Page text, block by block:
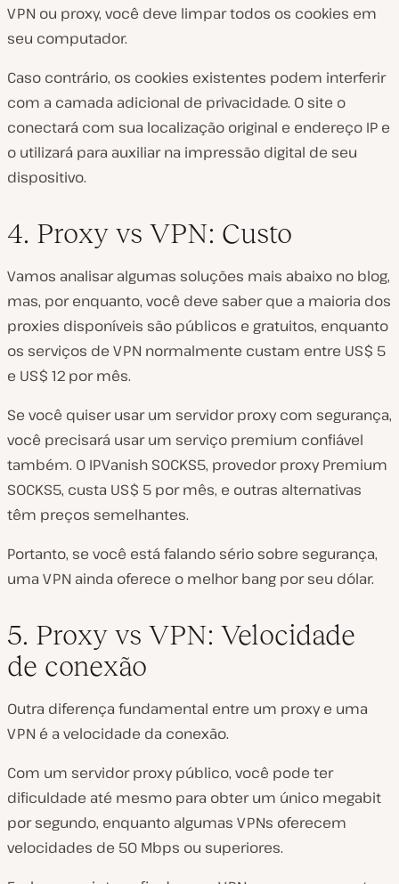
VPN ou proxy, você deve limpar todos os cookies em
seu computador.
Caso contrário, os cookies existentes podem interferir
com a camada adicional de privacidade. O site o
conectará com sua localização original e endereço IP e
o utilizará para auxiliar na impressão digital de seu
dispositivo.
4. Proxy vs VPN: Custo
Vamos analisar algumas soluções mais abaixo no blog,
mas, por enquanto, você deve saber que a maioria dos
proxies disponíveis são públicos e gratuitos, enquanto
os serviços de VPN normalmente custam entre US$ 5
e US$ 12 por mês.
Se você quiser usar um servidor proxy com segurança,
você precisará usar um serviço premium confiável
também. O IPVanish SOCKS5, provedor proxy Premium
SOCKS5, custa US$ 5 por mês, e outras alternativas
têm preços semelhantes.
Portanto, se você está falando sério sobre segurança,
uma VPN ainda oferece o melhor bang por seu dólar.
5. Proxy vs VPN: Velocidade
de conexão
Outra diferença fundamental entre um proxy e uma
VPN é a velocidade da conexão.
Com um servidor proxy público, você pode ter
dificuldade até mesmo para obter um único megabit
por segundo, enquanto algumas VPNs oferecem
velocidades de 50 Mbps ou superiores.